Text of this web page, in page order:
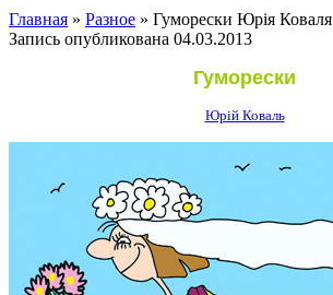
Главная » Разное » Гуморески Юрія Коваля
Запись опубликована 04.03.2013
Гуморески
Юрій Коваль